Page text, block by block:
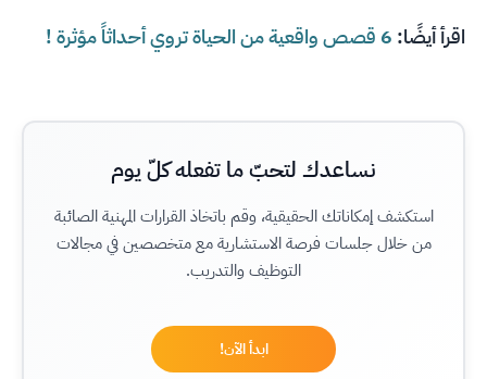
اقرأ أيضًا: 6 قصص واقعية من الحياة تروي أحداثاً مؤثرة !
نساعدك لتحبّ ما تفعله كلّ يوم
استكشف إمكاناتك الحقيقية، وقم باتخاذ القرارات المهنية الصائبة
من خلال جلسات فرصة الاستشارية مع متخصصين في مجالات
التوظيف والتدريب.
ابدأ الآن!